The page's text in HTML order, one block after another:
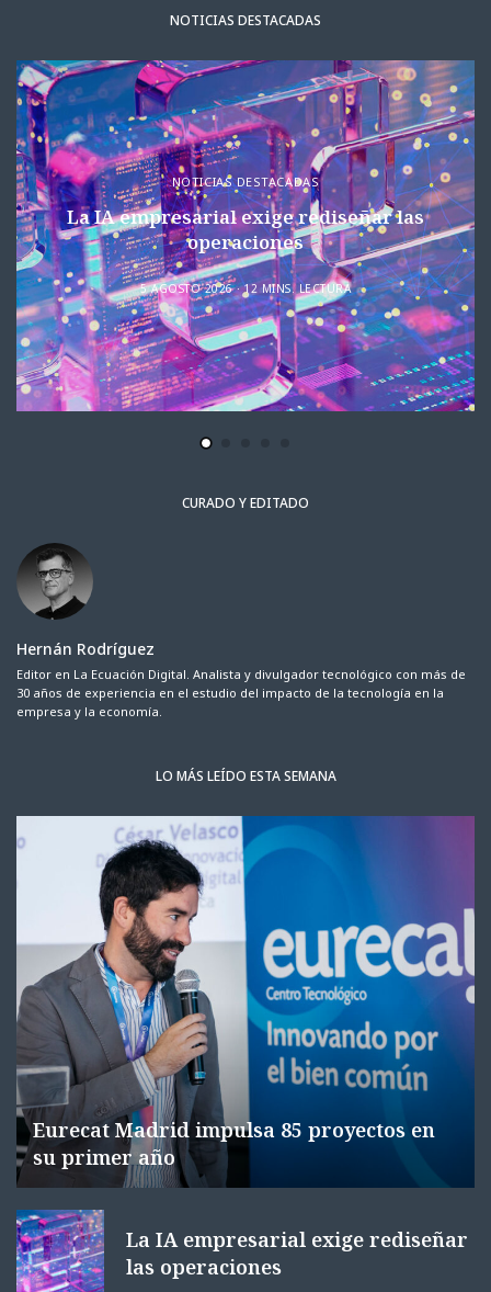
NOTICIAS DESTACADAS
NOTICIAS DESTACADAS
La IA empresarial exige rediseñar las
operaciones
5 AGOSTO 2026 12 MINS. LECTURA
CURADO Y EDITADO
Hernán Rodríguez
Editor en La Ecuación Digital. Analista y divulgador tecnológico con más de
30 años de experiencia en el estudio del impacto de la tecnología en la
empresa y la economía.
LO MÁS LEÍDO ESTA SEMANA
Eurecat Madrid impulsa 85 proyectos en
su primer año
La IA empresarial exige rediseñar
las operaciones